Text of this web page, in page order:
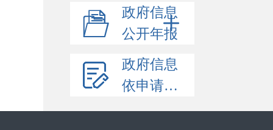
政府信息
公开年报
政府信息
依申请公开